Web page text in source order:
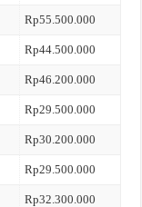
Rp55.500.000
Rp44.500.000
Rp46.200.000
Rp29.500.000
Rp30.200.000
Rp29.500.000
Rp32.300.000